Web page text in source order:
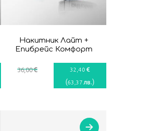
Накитник Лайт +
Епибрейс Комфорт
36,00€ 32 ,40 €
(63 ,37 лв.)